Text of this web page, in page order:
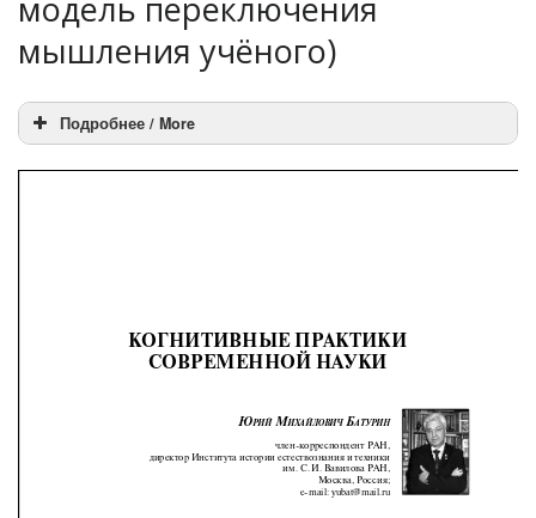
модель переключения
мышления учёного)
Подробнее / More